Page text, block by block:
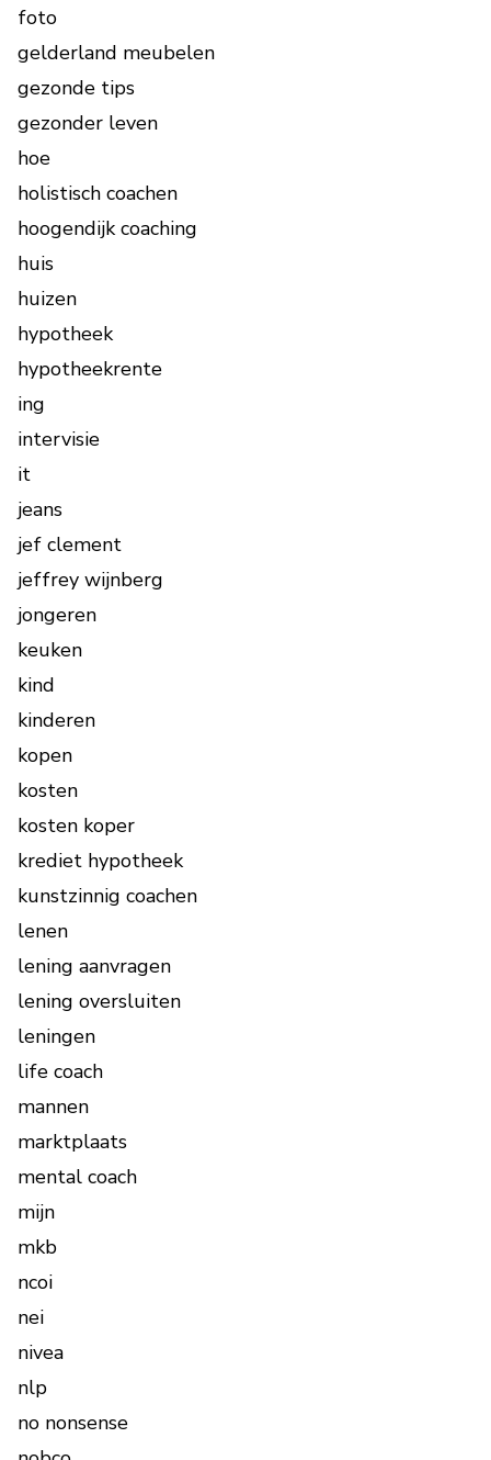
foto
gelderland meubelen
gezonde tips
gezonder leven
hoe
holistisch coachen
hoogendijk coaching
huis
huizen
hypotheek
hypotheekrente
ing
intervisie
it
jeans
jef clement
jeffrey wijnberg
jongeren
keuken
kind
kinderen
kopen
kosten
kosten koper
krediet hypotheek
kunstzinnig coachen
lenen
lening aanvragen
lening oversluiten
leningen
life coach
mannen
marktplaats
mental coach
mijn
mkb
ncoi
nei
nivea
nlp
no nonsense